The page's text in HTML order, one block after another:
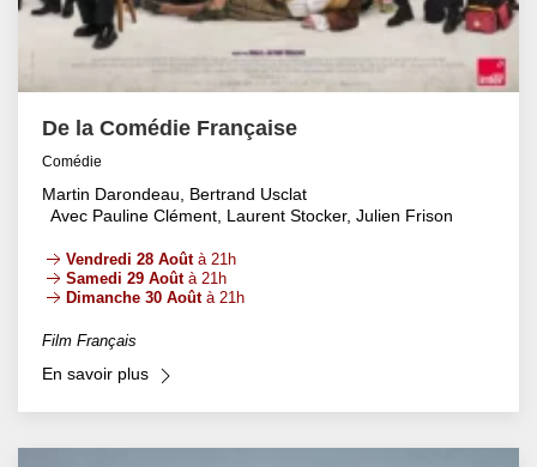
De la Comédie Française
Comédie
Martin Darondeau, Bertrand Usclat
Avec Pauline Clément, Laurent Stocker, Julien Frison
Vendredi 28 Aoûtà 21h
Samedi 29 Aoûtà 21h
Dimanche 30 Aoûtà 21h
Film Français
En savoir plus